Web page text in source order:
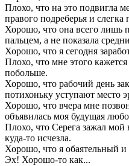
Плохо, что на это подвигла
правого подреберья и слегка
Хорошо, что она всего лишь
пальцем, а не показала
Хорошо, что я сегодня
Плохо, что мне этого
побольше.
Хорошо, что рабочий день
потихоньку уступают место
Хорошо, что вчера мне
объявилась моя будущая
Плохо, что Серега зажал мой
куда-то исчезла.
Хорошо, что я обаятельный
Эх! Хорошо-то как...